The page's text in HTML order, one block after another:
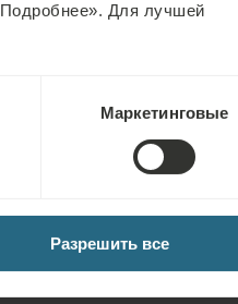
Для лучшей
Маркетинговые
Разрешить все
1x классический
фитнес-
Курс